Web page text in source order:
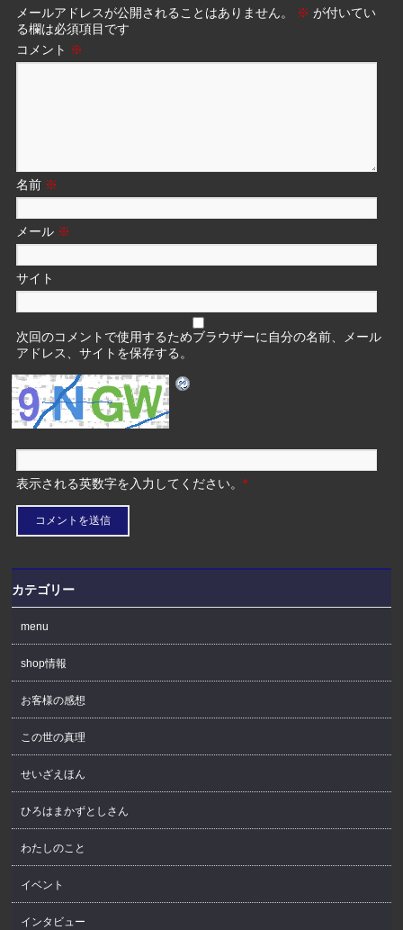
メールアドレスが公開されることはありません。 ※ が付いてい
る欄は必須項目です
コメント ※
名前 ※
メール ※
サイト
次回のコメントで使用するためブラウザーに自分の名前、メール
アドレス、サイトを保存する。
表示される英数字を入力してください。*
カテゴリー
menu
shop情報
お客様の感想
この世の真理
せいざえほん
ひろはまかずとしさん
わたしのこと
イベント
インタビュー